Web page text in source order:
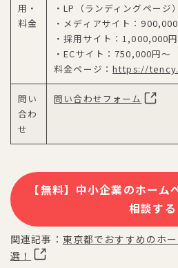
用・
料金
・LP（ランディングページ
・メディアサイト：
・採用サイト：1,000,000
・ECサイト：750,000円～
料金ページ： https://
問い
合わ
せ
問い合わせフォーム
【無料】中小企業のホーム
相談する
関連記事： 東京都でおすすめのホ
選！